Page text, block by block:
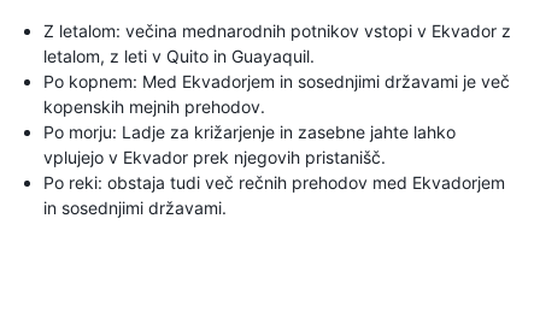
Z letalom: večina mednarodnih potnikov vstopi v Ekvador z
letalom, z leti v Quito in Guayaquil.
Po kopnem: Med Ekvadorjem in sosednjimi državami je več
kopenskih mejnih prehodov.
Po morju: Ladje za križarjenje in zasebne jahte lahko
vplujejo v Ekvador prek njegovih pristanišč.
Po reki: obstaja tudi več rečnih prehodov med Ekvadorjem
in sosednjimi državami.